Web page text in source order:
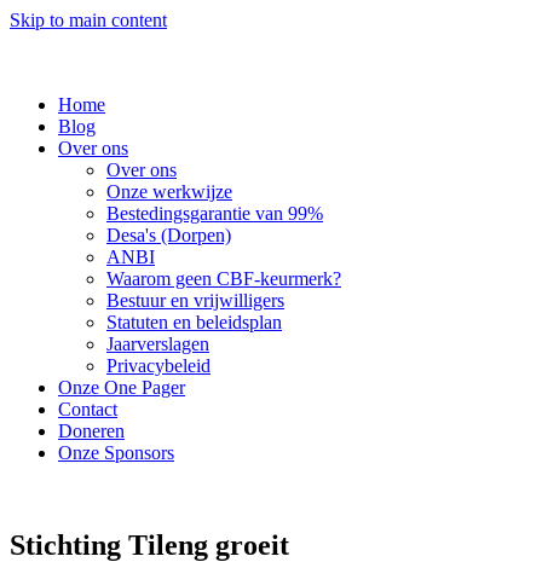
Skip to main content
Home
Blog
Over ons
Over ons
Onze werkwijze
Bestedingsgarantie van 99%
Desa's (Dorpen)
ANBI
Waarom geen CBF-keurmerk?
Bestuur en vrijwilligers
Statuten en beleidsplan
Jaarverslagen
Privacybeleid
Onze One Pager
Contact
Doneren
Onze Sponsors
Stichting Tileng groeit